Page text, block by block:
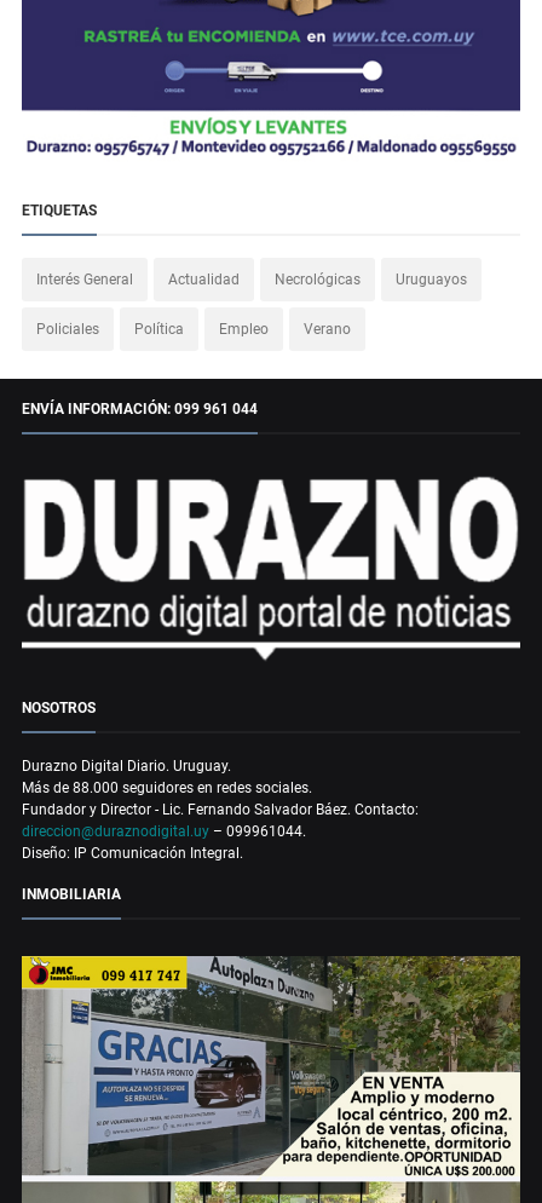
ETIQUETAS
Interés General Actualidad Necrológicas Uruguayos
Policiales Política Empleo Verano
ENVÍA INFORMACIÓN: 099 961 044
NOSOTROS
Durazno Digital Diario. Uruguay.
Más de 88.000 seguidores en redes sociales.
Fundador y Director - Lic. Fernando Salvador Báez. Contacto:
direccion@duraznodigital.uy – 099961044.
Diseño: IP Comunicación Integral.
INMOBILIARIA